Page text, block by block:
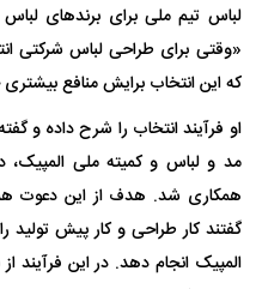
«وقتی برای طراحی لباس شرکتی
که این انتخاب برایش منافع
او فرآیند انتخاب را شرح داده و
مد و لباس و کمیته ملی
همکاری شد. هدف از این دعوت هم
گفتند کار طراحی و کار پیش تولید
المپیک انجام دهد. در این فرآیند